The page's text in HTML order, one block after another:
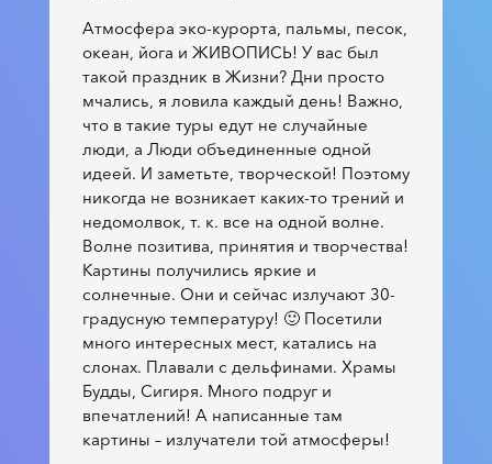
Атмосфера эко-курорта, пальмы, песок,
океан, йога и ЖИВОПИСЬ! У вас был
такой праздник в Жизни? Дни просто
мчались, я ловила каждый день! Важно,
что в такие туры едут не случайные
люди, а Люди объединенные одной
идеей. И заметьте, творческой! Поэтому
никогда не возникает каких-то трений и
недомолвок, т. к. все на одной волне.
Волне позитива, принятия и творчества!
Картины получились яркие и
солнечные. Они и сейчас излучают 30-
градусную температуру! 🙂 Посетили
много интересных мест, катались на
слонах. Плавали с дельфинами. Храмы
Будды, Сигиря. Много подруг и
впечатлений! А написанные там
картины – излучатели той атмосферы!